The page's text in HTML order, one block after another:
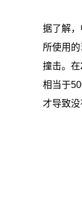
据了解
所使用
撞击。
相当于
才导致没